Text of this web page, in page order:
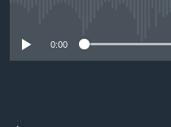
0:00